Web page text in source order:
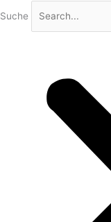
Suche